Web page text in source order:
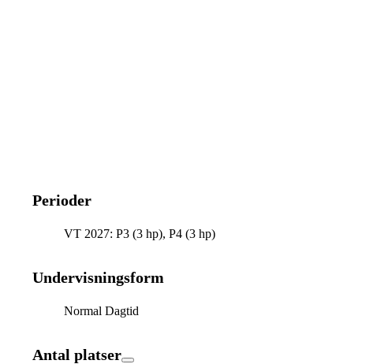
Perioder
VT 2027: P3 (3 hp), P4 (3 hp)
Undervisningsform
Normal Dagtid
Antal platser